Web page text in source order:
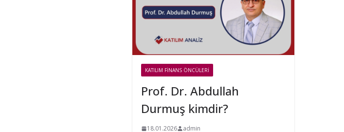
KATILIM FINANS ÖNCÜLERI
Prof. Dr. Abdullah
Durmuş kimdir?
18.01.2026 admin